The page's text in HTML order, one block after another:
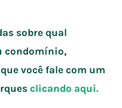
sobre qual
condomínio,
você fale com um
clicando aqui.